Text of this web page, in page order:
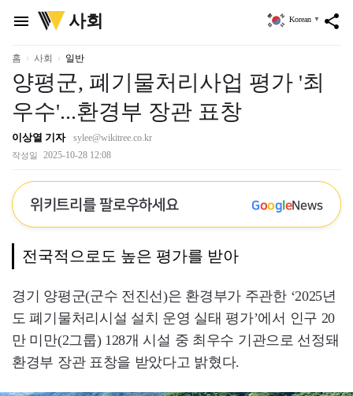
menu
위
키
리
사회 share
Korean ▼
홈 사회 일반
양평군, 폐기물처리사업 평가 '최
우수'...환경부 장관 표창
이상열 기자 sylee@wikitree.co.kr
작성일 2025-10-28 12:08
위키트리를 팔로우하세요 GoogleNews
전국적으로도 높은 평가를 받아
경기 양평군(군수 전진선)은 환경부가 주관한 ‘2025년
도 폐기물처리시설 설치 운영 실태 평가’에서 인구 20
만 미만(2그룹) 128개 시설 중 최우수 기관으로 선정돼
환경부 장관 표창을 받았다고 밝혔다.